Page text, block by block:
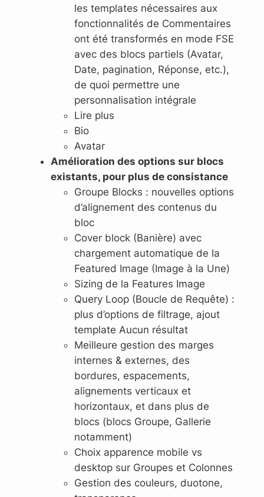
les templates nécessaires aux
fonctionnalités de Commentaires
ont été transformés en mode FSE
avec des blocs partiels (Avatar,
Date, pagination, Réponse, etc.),
de quoi permettre une
personnalisation intégrale
Lire plus
Bio
Avatar
Amélioration des options sur blocs
existants, pour plus de consistance
Groupe Blocks : nouvelles options
d’alignement des contenus du
bloc
Cover block (Banière) avec
chargement automatique de la
Featured Image (Image à la Une)
Sizing de la Features Image
Query Loop (Boucle de Requête) :
plus d’options de filtrage, ajout
template Aucun résultat
Meilleure gestion des marges
internes & externes, des
bordures, espacements,
alignements verticaux et
horizontaux, et dans plus de
blocs (blocs Groupe, Gallerie
notamment)
Choix apparence mobile vs
desktop sur Groupes et Colonnes
Gestion des couleurs, duotone,